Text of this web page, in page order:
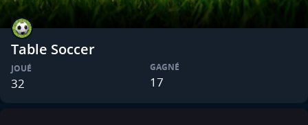
Table Soccer
JOUÉ
32
GAGNÉ
17